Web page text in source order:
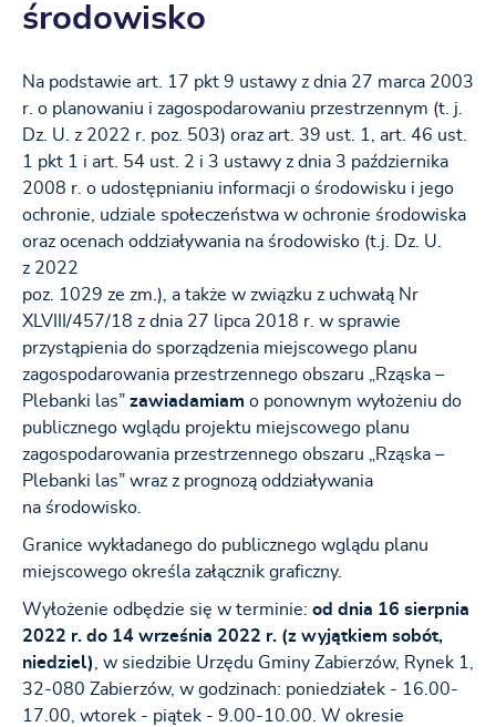
środowisko
Na podstawie art. 17 pkt 9 ustawy z dnia 27 marca 2003
r. o planowaniu i zagospodarowaniu przestrzennym (t. j.
Dz. U. z 2022 r. poz. 503) oraz art. 39 ust. 1, art. 46 ust.
1 pkt 1 i art. 54 ust. 2 i 3 ustawy z dnia 3 października
2008 r. o udostępnianiu informacji o środowisku i jego
ochronie, udziale społeczeństwa w ochronie środowiska
oraz ocenach oddziaływania na środowisko (t.j. Dz. U.
z 2022
poz. 1029 ze zm.), a także w związku z uchwałą Nr
XLVIII/457/18 z dnia 27 lipca 2018 r. w sprawie
przystąpienia do sporządzenia miejscowego planu
zagospodarowania przestrzennego obszaru „Rząska –
Plebanki las” zawiadamiam o ponownym wyłożeniu do
publicznego wglądu projektu miejscowego planu
zagospodarowania przestrzennego obszaru „Rząska –
Plebanki las” wraz z prognozą oddziaływania
na środowisko.
Granice wykładanego do publicznego wglądu planu
miejscowego określa załącznik graficzny.
Wyłożenie odbędzie się w terminie: od dnia 16 sierpnia
2022 r. do 14 września 2022 r. (z wyjątkiem sobót,
niedziel) , w siedzibie Urzędu Gminy Zabierzów, Rynek 1,
32-080 Zabierzów, w godzinach: poniedziałek - 16.00-
17.00, wtorek - piątek - 9.00-10.00. W okresie